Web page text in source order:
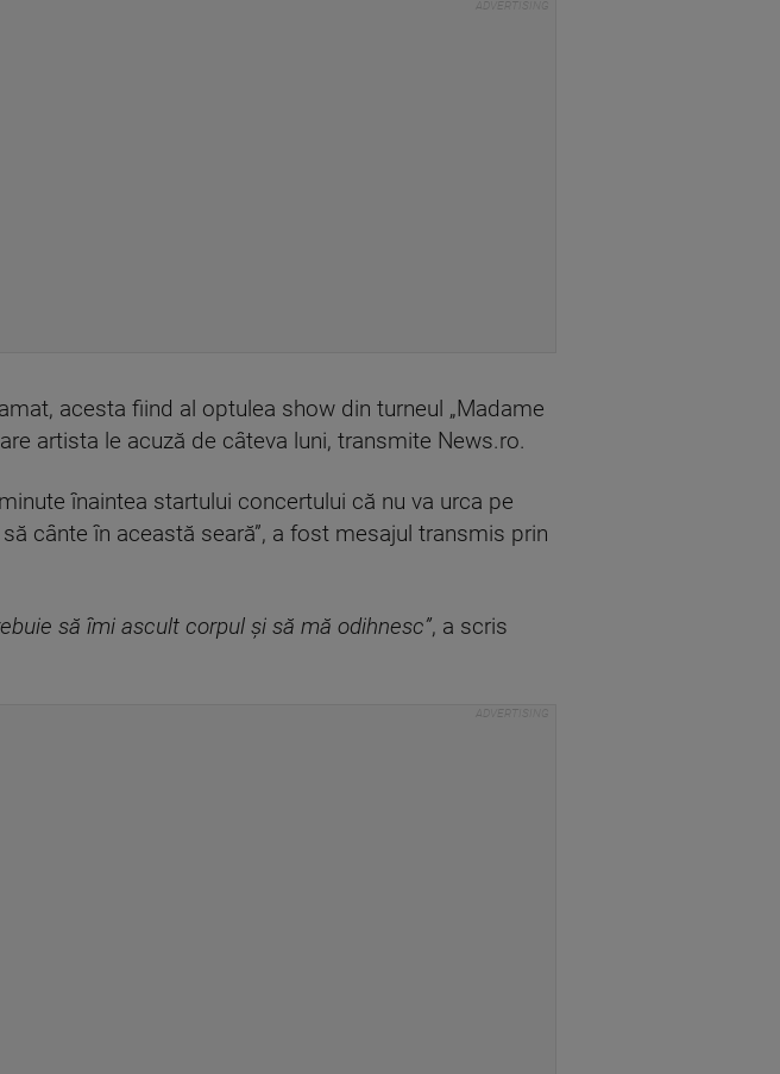
acesta fiind al optulea show din turneul „Madame
artista le acuză de câteva luni, transmite News.ro.
înaintea startului concertului că nu va urca pe
cânte în această seară”, a fost mesajul transmis prin
să îmi ascult corpul şi să mă odihnesc”, a scris